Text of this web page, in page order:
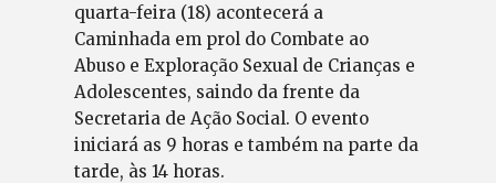
quarta-feira (18) acontecerá a
Caminhada em prol do Combate ao
Abuso e Exploração Sexual de Crianças e
Adolescentes, saindo da frente da
Secretaria de Ação Social. O evento
iniciará as 9 horas e também na parte da
tarde, às 14 horas.